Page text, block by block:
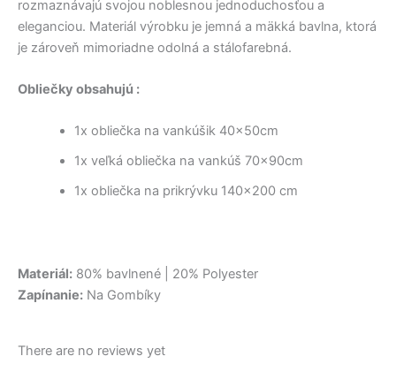
rozmaznávajú svojou noblesnou jednoduchosťou a
eleganciou. Materiál výrobku je jemná a mäkká bavlna, ktorá
je zároveň mimoriadne odolná a stálofarebná.
Obliečky obsahujú :
1x obliečka na vankúšik 40x50cm
1x veľká obliečka na vankúš 70x90cm
1x obliečka na prikrývku 140×200 cm
Materiál: 80% bavlnené | 20% Polyester
Zapínanie: Na Gombíky
There are no reviews yet